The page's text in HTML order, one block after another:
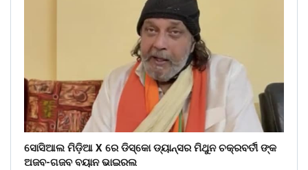
ସୋସିଆଲ ମିଡ଼ିଆ X ରେ ଡିସ୍କୋ ଡ୍ୟାନ୍ସର ମିଥୁନ ଚକ୍ରବର୍ତୀ ଙ୍କ
ଅଜବ-ଗଜବ ବୟାନ ଭାଇରଲ